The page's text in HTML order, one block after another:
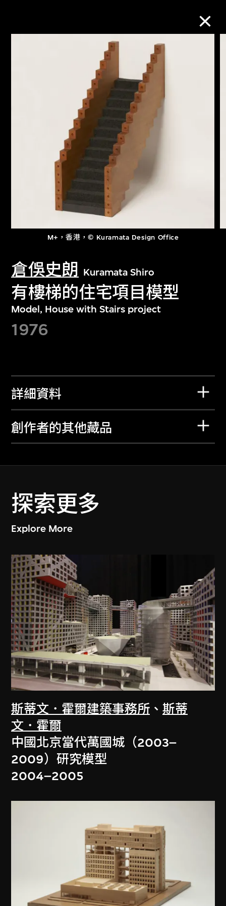
M+，香港，© Kuramata Design Office
倉俁史朗 Kuramata Shiro
有樓梯的住宅項目模型
Model, House with Stairs project
1976
詳細資料
創作者的其他藏品
探索更多
Explore More
斯蒂文．霍爾建築事務所 、斯蒂
文．霍爾
中國北京當代萬國城（2003–
2009）研究模型
2004–2005
M+藏品
進一步篩選
關於M+藏品
探索世界頂級的二十及二十一世紀視覺
文化藏品。